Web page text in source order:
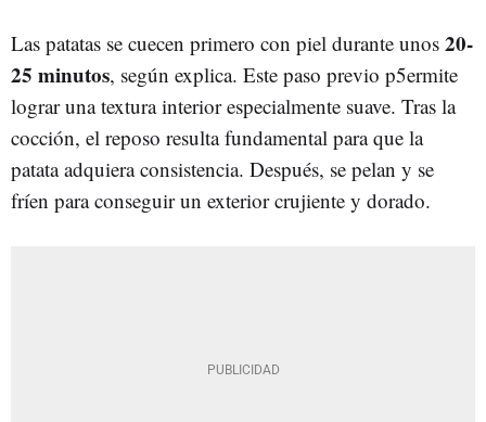
Las patatas se cuecen primero con piel durante unos 20-
25 minutos, según explica. Este paso previo p5ermite
lograr una textura interior especialmente suave. Tras la
cocción, el reposo resulta fundamental para que la
patata adquiera consistencia. Después, se pelan y se
fríen para conseguir un exterior crujiente y dorado.